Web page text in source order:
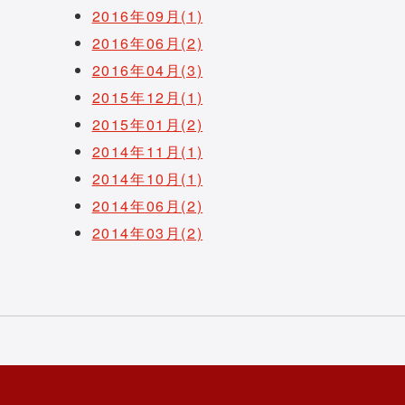
2016年09月(1)
2016年06月(2)
2016年04月(3)
2015年12月(1)
2015年01月(2)
2014年11月(1)
2014年10月(1)
2014年06月(2)
2014年03月(2)